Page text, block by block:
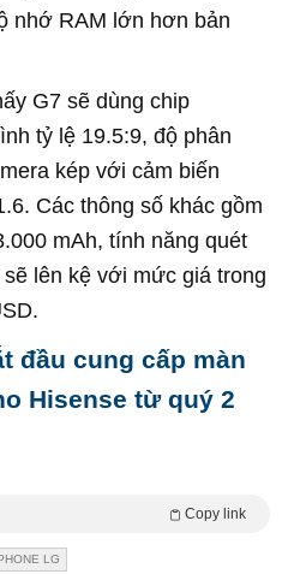
nhớ RAM lớn hơn bản
G7 sẽ dùng chip
tỷ lệ 19.5:9, độ phân
kép với cảm biến
Các thông số khác gồm
mAh, tính năng quét
lên kệ với mức giá trong
đầu cung cấp màn
Hisense từ quý 2
Copy link
LG